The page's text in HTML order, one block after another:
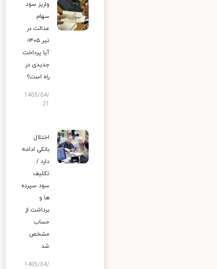
واریز سود
سهام
عدالت در
تیر ۱۴۰۵؛
آیا پرداخت
جدیدی در
راه است؟
1405/04/
اختلال
بانکی ادامه
دارد /
تکلیف
سود سپرده
ها و
برداشت از
حساب
مشخص
شد
1405/04/